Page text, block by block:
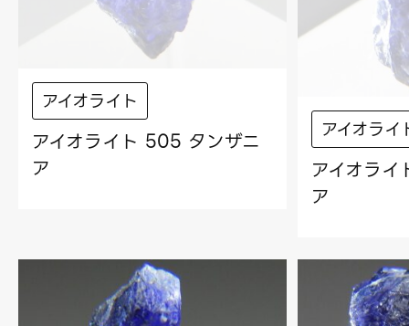
アイオライト
アイオライト 505 タンザニ
ア
アイオライ
アイオラ
ア